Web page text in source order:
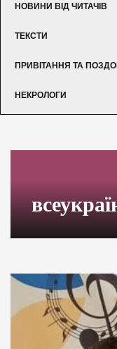
НОВИНИ ВІД ЧИТАЧІВ
ТЕКСТИ
ПРИВІТАННЯ ТА
НЕКРОЛОГИ